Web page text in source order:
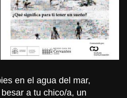
en el agua del mar,
a tu chico/a, un